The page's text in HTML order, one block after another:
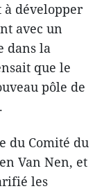
à développer
avec un
dans la
que le
pôle de
du Comité du
Van Nen, et
les